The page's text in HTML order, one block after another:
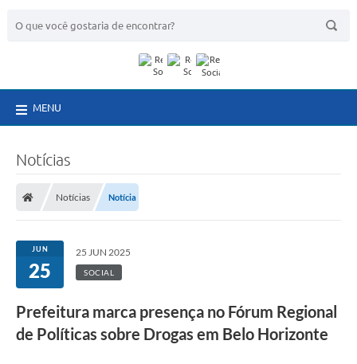
MENU
Notícias
Notícias Notícia
JUN
25
25 JUN 2025
SOCIAL
Prefeitura marca presença no Fórum Regional
de Políticas sobre Drogas em Belo Horizonte